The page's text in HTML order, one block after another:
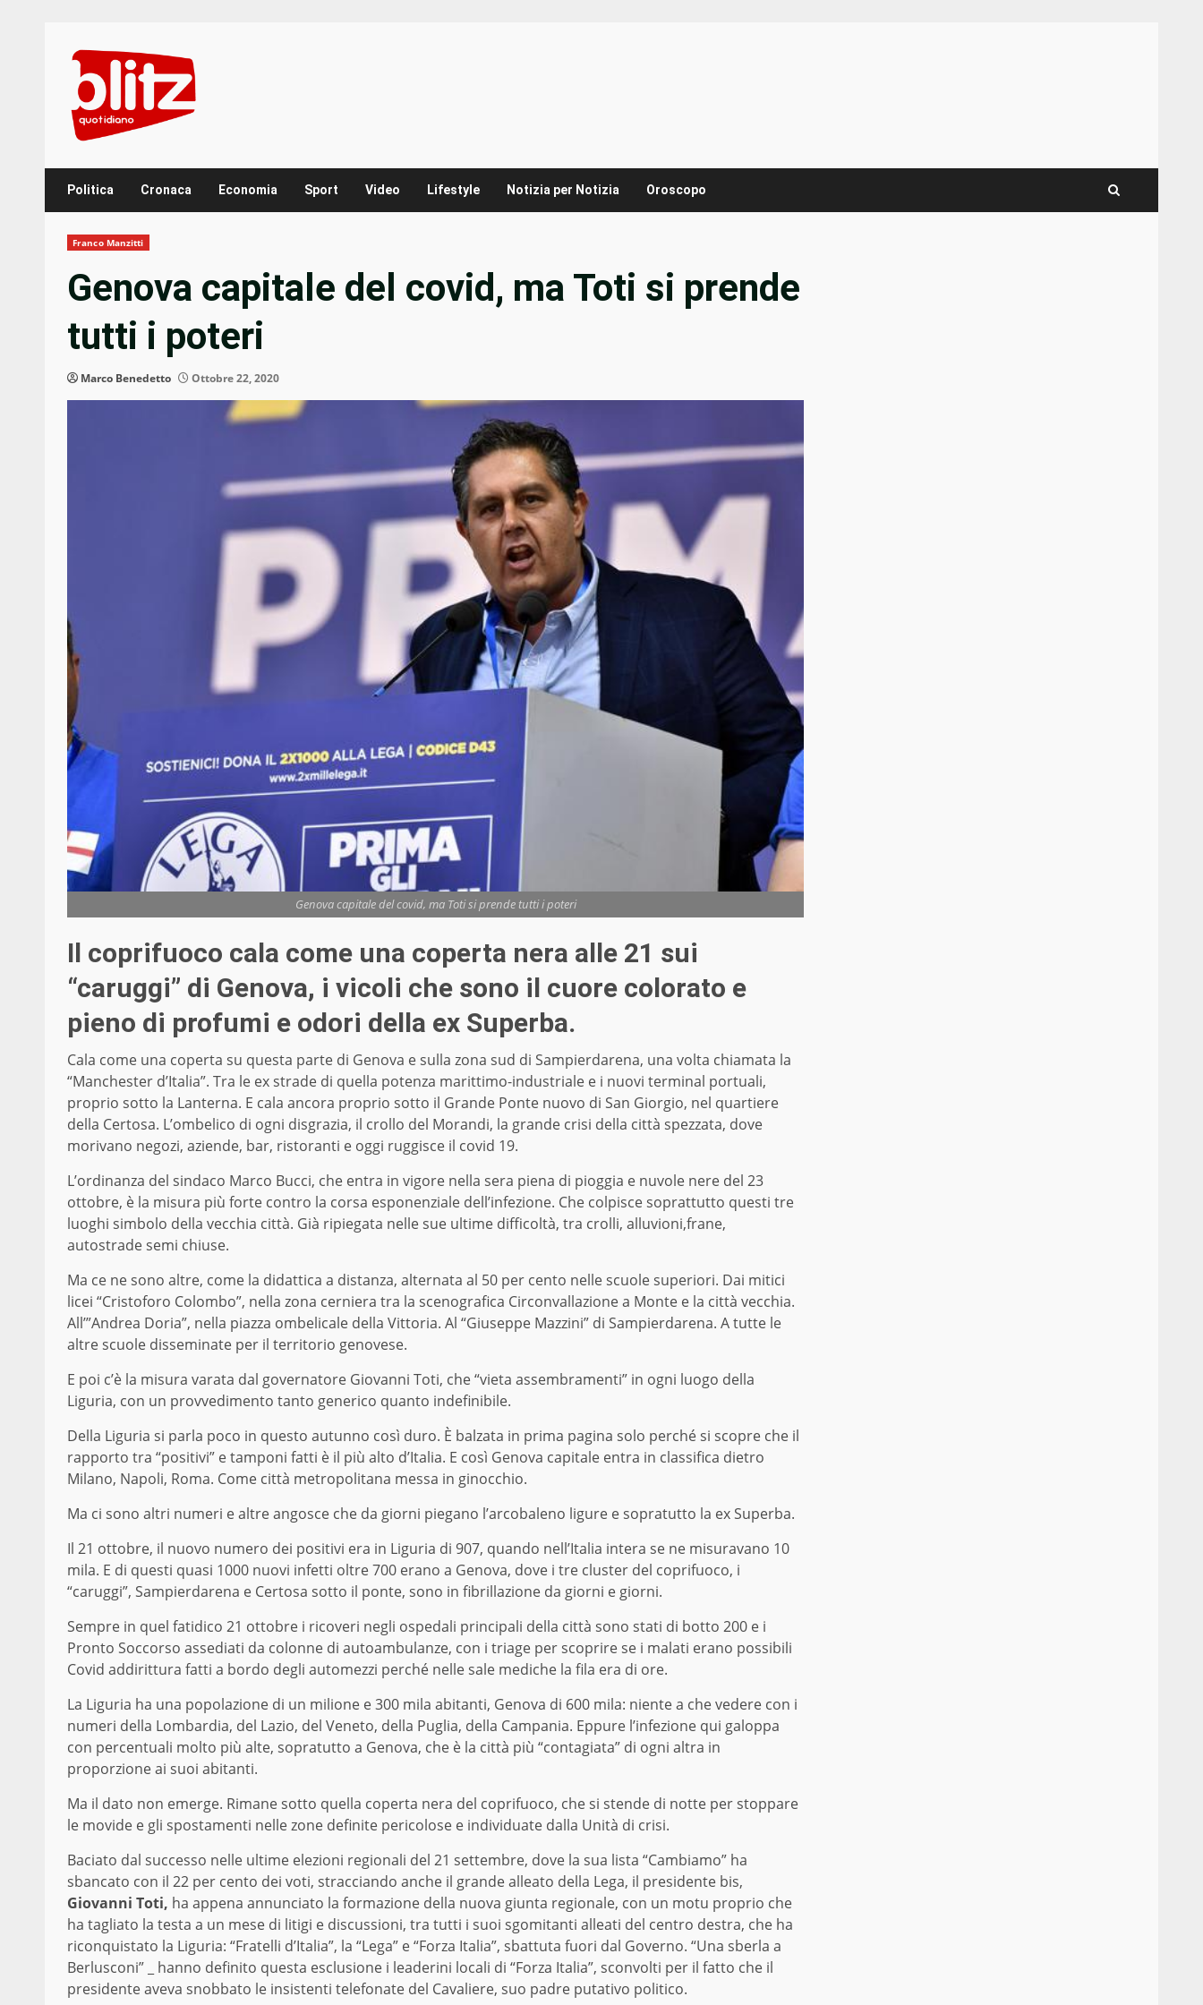
content
Politica Cronaca Economia Sport Video Lifestyle Notizia per Notizia Oroscopo
Franco Manzitti
Genova capitale del covid, ma Toti si prende
tutti i poteri
Marco Benedetto Ottobre 22, 2020
Genova capitale del covid, ma Toti si prende tutti i poteri
Il coprifuoco cala come una coperta nera alle 21 sui
“caruggi” di Genova, i vicoli che sono il cuore colorato e
pieno di profumi e odori della ex Superba.
Cala come una coperta su questa parte di Genova e sulla zona sud di Sampierdarena, una volta chiamata la
“Manchester d’Italia”. Tra le ex strade di quella potenza marittimo-industriale e i nuovi terminal portuali,
proprio sotto la Lanterna. E cala ancora proprio sotto il Grande Ponte nuovo di San Giorgio, nel quartiere
della Certosa. L’ombelico di ogni disgrazia, il crollo del Morandi, la grande crisi della città spezzata, dove
morivano negozi, aziende, bar, ristoranti e oggi ruggisce il covid 19.
L’ordinanza del sindaco Marco Bucci, che entra in vigore nella sera piena di pioggia e nuvole nere del 23
ottobre, è la misura più forte contro la corsa esponenziale dell’infezione. Che colpisce soprattutto questi tre
luoghi simbolo della vecchia città. Già ripiegata nelle sue ultime difficoltà, tra crolli, alluvioni,frane,
autostrade semi chiuse.
Ma ce ne sono altre, come la didattica a distanza, alternata al 50 per cento nelle scuole superiori. Dai mitici
licei “Cristoforo Colombo”, nella zona cerniera tra la scenografica Circonvallazione a Monte e la città vecchia.
All’”Andrea Doria”, nella piazza ombelicale della Vittoria. Al “Giuseppe Mazzini” di Sampierdarena. A tutte le
altre scuole disseminate per il territorio genovese.
E poi c’è la misura varata dal governatore Giovanni Toti, che “vieta assembramenti” in ogni luogo della
Liguria, con un provvedimento tanto generico quanto indefinibile.
Della Liguria si parla poco in questo autunno così duro. È balzata in prima pagina solo perché si scopre che il
rapporto tra “positivi” e tamponi fatti è il più alto d’Italia. E così Genova capitale entra in classifica dietro
Milano, Napoli, Roma. Come città metropolitana messa in ginocchio.
Ma ci sono altri numeri e altre angosce che da giorni piegano l’arcobaleno ligure e sopratutto la ex Superba.
Il 21 ottobre, il nuovo numero dei positivi era in Liguria di 907, quando nell’Italia intera se ne misuravano 10
mila. E di questi quasi 1000 nuovi infetti oltre 700 erano a Genova, dove i tre cluster del coprifuoco, i
“caruggi”, Sampierdarena e Certosa sotto il ponte, sono in fibrillazione da giorni e giorni.
Sempre in quel fatidico 21 ottobre i ricoveri negli ospedali principali della città sono stati di botto 200 e i
Pronto Soccorso assediati da colonne di autoambulanze, con i triage per scoprire se i malati erano possibili
Covid addirittura fatti a bordo degli automezzi perché nelle sale mediche la fila era di ore.
La Liguria ha una popolazione di un milione e 300 mila abitanti, Genova di 600 mila: niente a che vedere con i
numeri della Lombardia, del Lazio, del Veneto, della Puglia, della Campania. Eppure l’infezione qui galoppa
con percentuali molto più alte, sopratutto a Genova, che è la città più “contagiata” di ogni altra in
proporzione ai suoi abitanti.
Ma il dato non emerge. Rimane sotto quella coperta nera del coprifuoco, che si stende di notte per stoppare
le movide e gli spostamenti nelle zone definite pericolose e individuate dalla Unità di crisi.
Baciato dal successo nelle ultime elezioni regionali del 21 settembre, dove la sua lista “Cambiamo” ha
sbancato con il 22 per cento dei voti, stracciando anche il grande alleato della Lega, il presidente bis,
Giovanni Toti, ha appena annunciato la formazione della nuova giunta regionale, con un motu proprio che
ha tagliato la testa a un mese di litigi e discussioni, tra tutti i suoi sgomitanti alleati del centro destra, che ha
riconquistato la Liguria: “Fratelli d’Italia”, la “Lega” e “Forza Italia”, sbattuta fuori dal Governo. “Una sberla a
Berlusconi” _ hanno definito questa esclusione i leaderini locali di “Forza Italia”, sconvolti per il fatto che il
presidente aveva snobbato le insistenti telefonate del Cavaliere, suo padre putativo politico.